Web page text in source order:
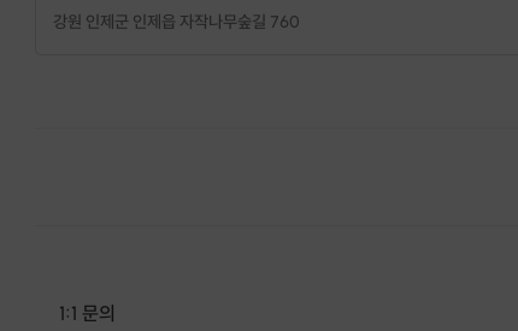
강원 인제군 인제읍 자작나무숲길 760
1:1 문의